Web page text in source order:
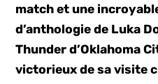
match et une
d’anthologie de Luka
Thunder d’Oklahoma
victorieux de sa visite